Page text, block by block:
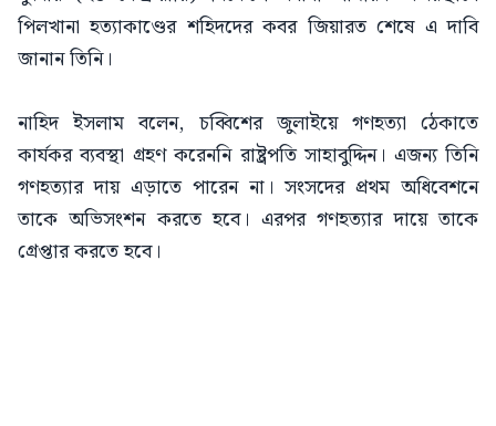
পিলখানা হত্যাকাণ্ডের শহিদদের কবর জিয়ারত শেষে এ দাবি
জানান তিনি।
নাহিদ ইসলাম বলেন, চব্বিশের জুলাইয়ে গণহত্যা ঠেকাতে
কার্যকর ব্যবস্থা গ্রহণ করেননি রাষ্ট্রপতি সাহাবুদ্দিন। এজন্য তিনি
গণহত্যার দায় এড়াতে পারেন না। সংসদের প্রথম অধিবেশনে
তাকে অভিসংশন করতে হবে। এরপর গণহত্যার দায়ে তাকে
গ্রেপ্তার করতে হবে।